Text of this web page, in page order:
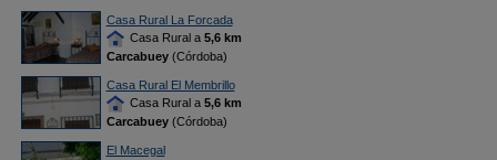
Casa Rural La Forcada
Casa Rural a 5,6 km
Carcabuey(Córdoba)
Casa Rural El Membrillo
Casa Rural a 5,6 km
Carcabuey(Córdoba)
El Macegal